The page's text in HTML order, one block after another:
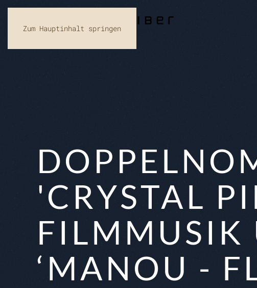
Zum Hauptinhalt springen
'CRYSTAL
FILMMUSIK
‘MANOU -